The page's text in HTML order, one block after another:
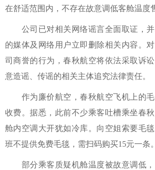
在舒适范围内，不存在故意调低客舱温度
公司已对相关网络谣言全面取证，并
的媒体及网络用户立即删除相关内容。
司商誉的行为，春秋航空将依法采取诉
意造谣、传谣的相关主体追究法律责任。
作为廉价航空，春秋航空飞机上的毛
收费。据悉，此前不少乘客吐槽乘坐春
舱内空调大开犹如冷库。向空姐索要毛
班不提供免费毛毯，需扫码购买15元一条。
部分乘客质疑机舱温度被故意调低，